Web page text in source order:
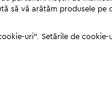
să vă arătăm produsele pe
uri". Setările de cookie-